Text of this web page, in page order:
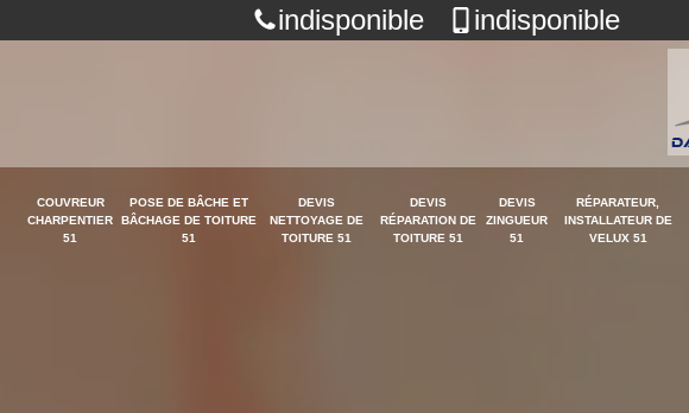
indisponible indisponible
COUVREUR
CHARPENTIER
51
POSE DE BÂCHE ET
BÂCHAGE DE TOITURE
51
DEVIS
NETTOYAGE DE
TOITURE 51
DEVIS
RÉPARATION DE
TOITURE 51
DEVIS
ZINGUEUR
51
RÉPARATEUR,
INSTALLATEUR DE
VELUX 51